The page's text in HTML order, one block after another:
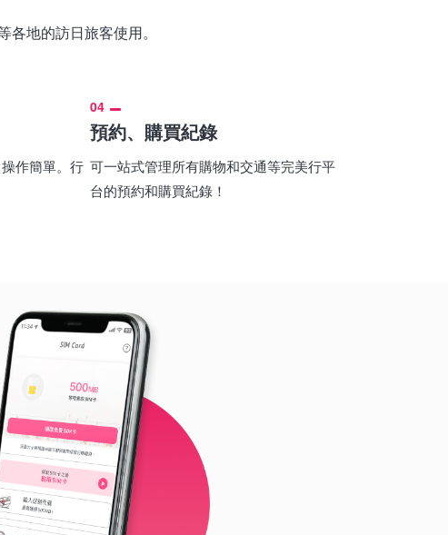
地的訪日旅客使用。
作簡單。行
04
預約、購買紀錄
可一站式管理所有購物和交通等完美行平
台的預約和購買紀錄！